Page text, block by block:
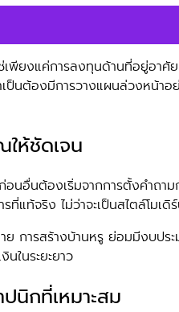
เพียงแค่การลงทุนด้านที่อยู่อาศั
นต้องมีการวางแผนล่วงหน้าอ
ให้ชัดเจน
นอื่นต้องเริ่มจากการตั้งคำถ
ที่แท้จริง ไม่ว่าจะเป็นสไตล์โมเ
การสร้างบ้านหรู ย่อมมีงบป
ในระยะยาว
นิกที่เหมาะสม